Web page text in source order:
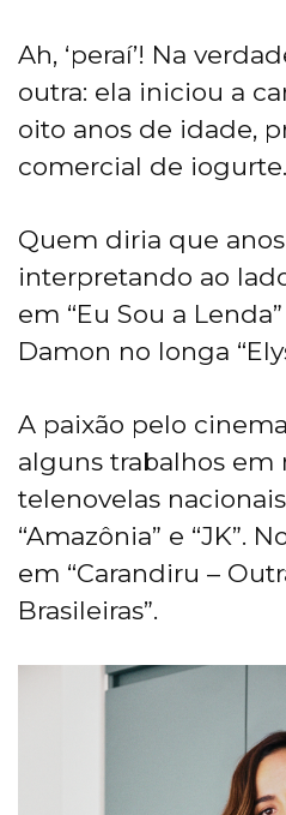
Ah, ‘peraí’! Na
outra: ela iniciou a
oito anos de idade,
comercial de iogurte.
Quem diria que
interpretando ao
em “Eu Sou a
Damon no longa
A paixão pelo
alguns trabalhos em
telenovelas
“Amazônia” e “JK”.
em “Carandiru –
Brasileiras”.